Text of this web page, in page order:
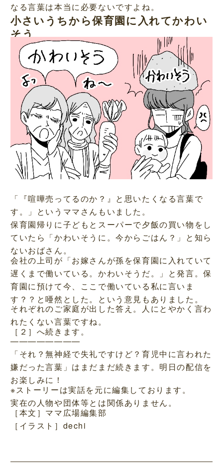
なる言葉は本当に必要ないですよね。
小さいうちから保育園に入れてかわい
そう
「『喧嘩売ってるのか？』と思いたくなる言葉で
す。」というママさんもいました。
保育園帰りに子どもとスーパーで夕飯の買い物をし
ていたら「かわいそうに。今からごはん？」と知ら
ないおばさん。
会社の上司が「お嫁さんが孫を保育園に入れていて
遅くまで働いている。かわいそうだ。」と発言。保
育園に預けて今、ここで働いている私に言いま
す？？と唖然とした。という意見もありました。
それぞれのご家庭が出した答え。人にとやかく言わ
れたくない言葉ですね。
［２］へ続きます。
————————
「それ？無神経で失礼ですけど？育児中に言われた
嫌だった言葉」はまだまだ続きます。明日の配信を
お楽しみに！
※ストーリーは実話を元に編集しております。
実在の人物や団体等とは関係ありません。
［本文］ママ広場編集部
［イラスト］dechi